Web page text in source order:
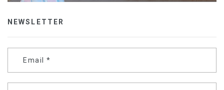
NEWSLETTER
Email *